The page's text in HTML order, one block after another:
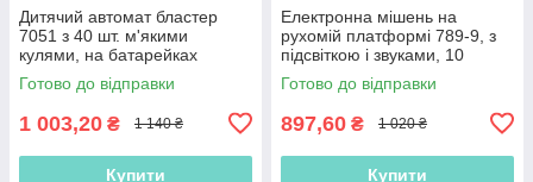
Дитячий автомат бластер
7051 з 40 шт. м'якими
кулями, на батарейках
Готово до відправки
1 003,20 ₴ 1 140 ₴
Купити
Електронна мішень на
рухомій платформі 789-9, з
підсвіткою і звуками, 10
патронів
Готово до відправки
897,60 ₴ 1 020 ₴
Купити